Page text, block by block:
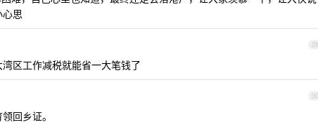
思
29
区工作减税就能省一大笔钱了
30
回乡证。